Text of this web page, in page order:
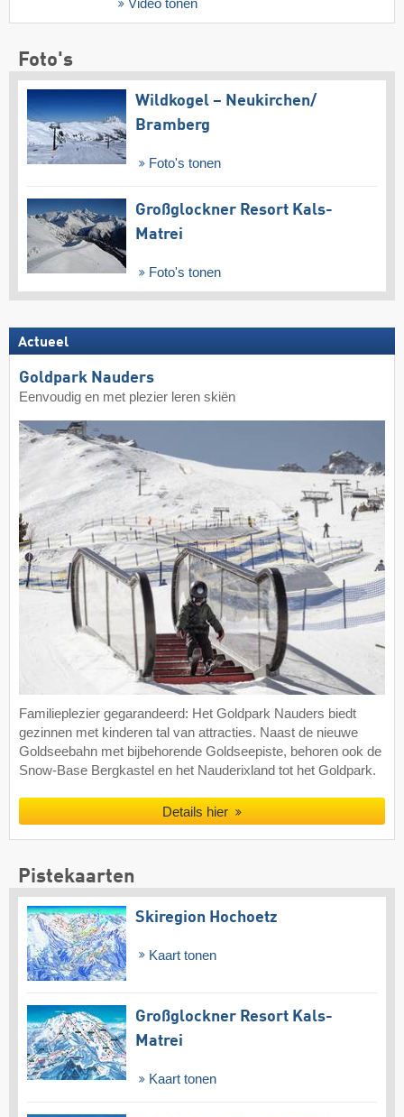
Video tonen
Foto's
Wildkogel – Neukirchen/​
Bramberg
Foto's tonen
Großglockner Resort Kals-
Matrei
Foto's tonen
Actueel
Goldpark Nauders
Eenvoudig en met plezier leren skiën
Familieplezier gegarandeerd: Het Goldpark Nauders biedt
gezinnen met kinderen tal van attracties. Naast de nieuwe
Goldseebahn met bijbehorende Goldseepiste, behoren ook de
Snow-Base Bergkastel en het Nauderixland tot het Goldpark.
Details hier
Pistekaarten
Skiregion Hochoetz
Kaart tonen
Großglockner Resort Kals-
Matrei
Kaart tonen